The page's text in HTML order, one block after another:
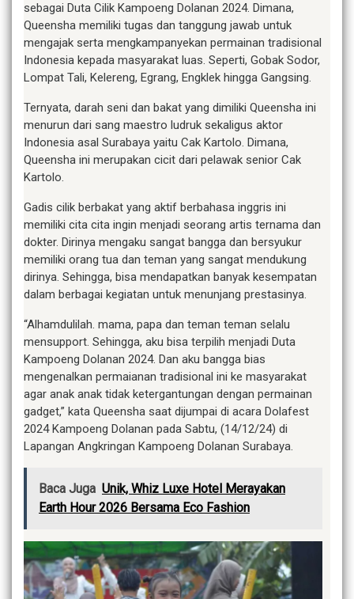
sebagai Duta Cilik Kampoeng Dolanan 2024. Dimana,
Queensha memiliki tugas dan tanggung jawab untuk
mengajak serta mengkampanyekan permainan tradisional
Indonesia kepada masyarakat luas. Seperti, Gobak Sodor,
Lompat Tali, Kelereng, Egrang, Engklek hingga Gangsing.
Ternyata, darah seni dan bakat yang dimiliki Queensha ini
menurun dari sang maestro ludruk sekaligus aktor
Indonesia asal Surabaya yaitu Cak Kartolo. Dimana,
Queensha ini merupakan cicit dari pelawak senior Cak
Kartolo.
Gadis cilik berbakat yang aktif berbahasa inggris ini
memiliki cita cita ingin menjadi seorang artis ternama dan
dokter. Dirinya mengaku sangat bangga dan bersyukur
memiliki orang tua dan teman yang sangat mendukung
dirinya. Sehingga, bisa mendapatkan banyak kesempatan
dalam berbagai kegiatan untuk menunjang prestasinya.
“Alhamdulilah. mama, papa dan teman teman selalu
mensupport. Sehingga, aku bisa terpilih menjadi Duta
Kampoeng Dolanan 2024. Dan aku bangga bias
mengenalkan permaianan tradisional ini ke masyarakat
agar anak anak tidak ketergantungan dengan permainan
gadget,” kata Queensha saat dijumpai di acara Dolafest
2024 Kampoeng Dolanan pada Sabtu, (14/12/24) di
Lapangan Angkringan Kampoeng Dolanan Surabaya.
Baca Juga Unik, Whiz Luxe Hotel Merayakan
Earth Hour 2026 Bersama Eco Fashion